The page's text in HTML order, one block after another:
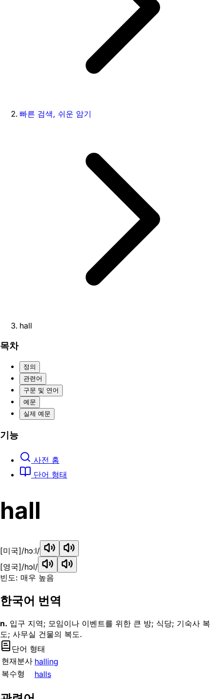
빠른 검색, 쉬운 암기
hall
목차
정의
관련어
구문 및 연어
예문
실제 예문
기능
사전 홈
단어 형태
hall
[미국]/hɔːl/
[영국]/hɔl/
빈도: 매우 높음
한국어 번역
n. 입구 지역; 모임이나 이벤트를 위한 큰 방; 식당; 기숙사 복
도; 사무실 건물의 복도.
단어 형태
현재분사 halling
복수형
halls